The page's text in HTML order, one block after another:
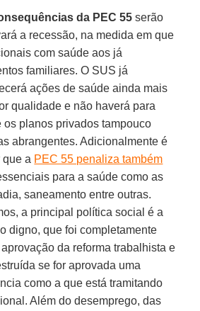
da PEC 55 serão
a recessão, na medida em que
com saúde aos já
familiares. O SUS já
ações de saúde ainda mais
qualidade e não haverá para
os planos privados tampouco
abrangentes. Adicionalmente é
que a PEC 55 penaliza também
para a saúde como as
saneamento entre outras.
a principal política social é a
digno, que foi completamente
da reforma trabalhista e
se for aprovada uma
como a que está tramitando
Além do desemprego, das